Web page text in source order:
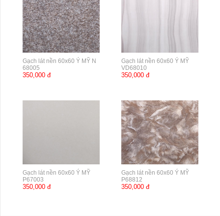
Gạch lát nền 60x60 Ý MỸ N
68005
350,000 đ
Gạch lát nền 60x60 Ý MỸ
VD68010
350,000 đ
Gạch lát nền 60x60 Ý MỸ
P67003
350,000 đ
Gạch lát nền 60x60 Ý MỸ
P68812
350,000 đ